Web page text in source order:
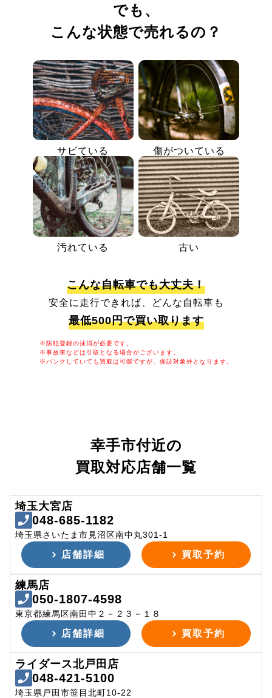
でも、
こんな状態で売れるの？
サビている 傷がついている
汚れている 古い
こんな自転車でも大丈夫！
安全に走行できれば、どんな自転車も
最低500円で買い取ります
※防犯登録の抹消が必要です。
※事故車などは引取となる場合がございます。
※パンクしていても買取は可能ですが、保証対象外となります。
幸手市付近の
買取対応店舗一覧
埼玉大宮店
048-685-1182
埼玉県さいたま市見沼区南中丸301-1
店舗詳細 買取予約
練馬店
050-1807-4598
東京都練馬区南田中２－２３－１８
店舗詳細 買取予約
ライダース北戸田店
048-421-5100
埼玉県戸田市笹目北町10-22